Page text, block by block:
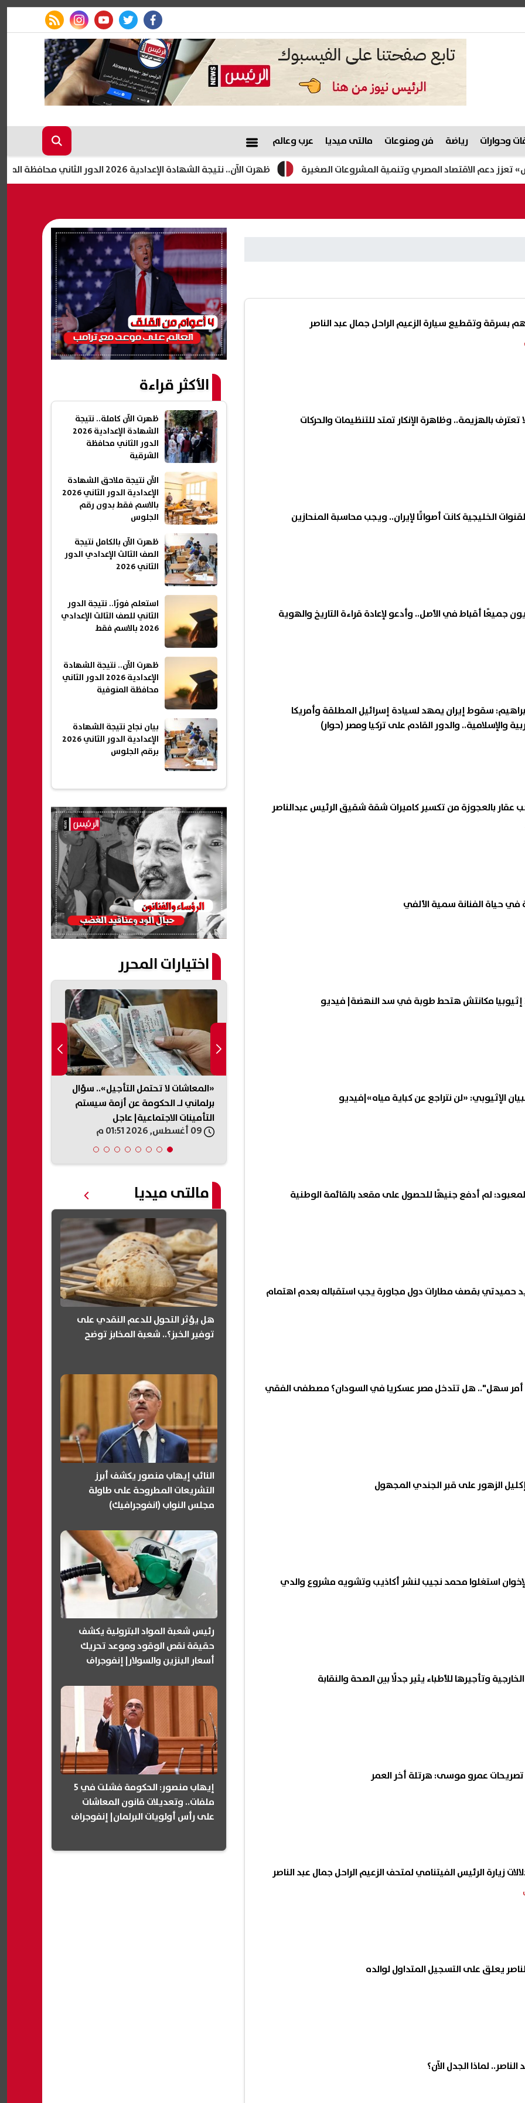
facebook
twitter
youtube
instagram
rss feed
وحوارات رياضة فن ومنوعات مالتى ميديا عرب وعالم
ظهرت الآن.. نتيجة الشهادة الإعدادية 2026 الدور الثاني محافظة المنوفية المصري وتنمية المشروعات الصغيرة
بسرقة وتقطيع سيارة الزعيم الراحل جمال عبد الناصر
بالهزيمة.. وظاهرة الإنكار تمتد للتنظيمات والحركات
الخليجية كانت أصواتًا لإيران.. ويجب محاسبة المنحازين
جميعًا أقباط في الأصل.. وأدعو لإعادة قراءة التاريخ والهوية
سقوط إيران يمهد لسيادة إسرائيل المطلقة وأمريكا
والإسلامية.. والدور القادم على تركيا ومصر (حوار)
عقار بالعجوزة من تكسير كاميرات شقة شقيق الرئيس عبدالناصر
في حياة الفنانة سمية الألفي
الإثيوبي: «لن نتراجع عن كباية مياه»|فيديو
لم أدفع جنيهًا للحصول على مقعد بالقائمة الوطنية
بقصف مطارات دول مجاورة يجب استقباله بعدم اهتمام
سهل".. هل تتدخل مصر عسكريا في السودان؟ مصطفى الفقي
الزهور على قبر الجندي المجهول
استغلوا محمد نجيب لنشر أكاذيب وتشويه مشروع والدي
وتأجيرها للأطباء يثير جدلًا بين الصحة والنقابة
عمرو موسى: هرتلة أخر العمر
زيارة الرئيس الفيتنامي لمتحف الزعيم الراحل جمال عبد الناصر
يعلق على التسجيل المتداول لوالده
لماذا الجدل الآن؟
الأكثر قراءة
ظهرت الآن كاملة.. نتيجة
الشهادة الإعدادية 2026
الدور الثاني محافظة
الشرقية
الآن نتيجة ملاحق الشهادة
الإعدادية الدور الثاني 2026
بالاسم فقط بدون رقم
الجلوس
ظهرت الآن بالكامل نتيجة
الصف الثالث الإعدادي الدور
الثاني 2026
استعلم فورًا.. نتيجة الدور
الثاني للصف الثالث الإعدادي
2026 بالاسم فقط
ظهرت الآن.. نتيجة الشهادة
الإعدادية 2026 الدور الثاني
محافظة المنوفية
بيان نجاح نتيجة الشهادة
الإعدادية الدور الثاني 2026
برقم الجلوس
اختيارات المحرر
مساء غد الإثنين
الغرق وفقد روحه
«المعاشات لا تحتمل التأجيل».. سؤال
برلماني لـ الحكومة عن أزمة سيستم
التأمينات الاجتماعية| عاجل
مالتى ميديا
هل يؤثر التحول للدعم النقدي على
توفير الخبز؟.. شعبة المخابز توضح
النائب إيهاب منصور يكشف أبرز
التشريعات المطروحة على طاولة
مجلس النواب (انفوجرافيك)
رئيس شعبة المواد البترولية يكشف
حقيقة نقص الوقود وموعد تحريك
أسعار البنزين والسولار| إنفوجراف
إيهاب منصور: الحكومة فشلت في 5
ملفات.. وتعديلات قانون المعاشات
على رأس أولويات البرلمان| إنفوجراف